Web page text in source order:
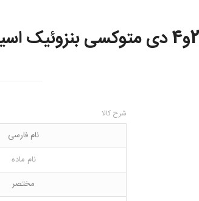
2و4 دی متوکسی بنزوئیک اسید
شرح کالا
نام فارسی
نام ماده
مختصر